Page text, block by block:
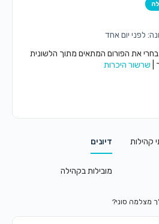
לפני יום אחד
את הפורום המתאים מתוך הלשונית
שרשור היכרות
קהילות דיונים
מובילות בקהילה
מצלמה סוני?